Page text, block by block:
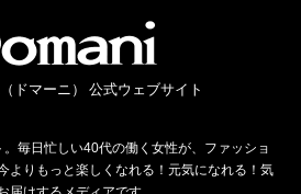
ドマーニ） 公式ウェブサイト
毎日忙しい40代の働く女性が、ファッショ
よりもっと楽しくなれる！元気になれる！気